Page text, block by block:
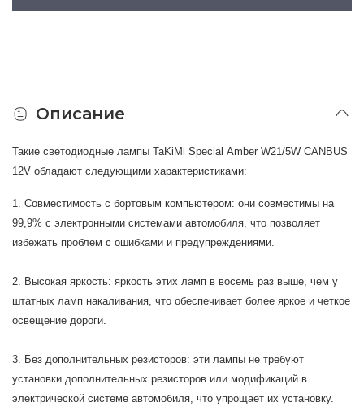
Описание
Такие светодиодные лампы TaKiMi Special Amber W21/5W CANBUS
12V обладают следующими характеристиками:
1. Совместимость с бортовым компьютером: они совместимы на
99,9% с электронными системами автомобиля, что позволяет
избежать проблем с ошибками и предупреждениями.
2. Высокая яркость: яркость этих ламп в восемь раз выше, чем у
штатных ламп накаливания, что обеспечивает более яркое и четкое
освещение дороги.
3. Без дополнительных резисторов: эти лампы не требуют
установки дополнительных резисторов или модификаций в
электрической системе автомобиля, что упрощает их установку.